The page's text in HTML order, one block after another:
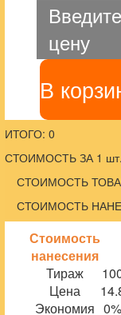
цену
В
ИТОГО: 0
СТОИМОСТЬ ЗА 1
СТОИМОСТЬ
СТОИМОСТЬ
Стоимость
нанесения
Тираж
Цена
Экономия 0%